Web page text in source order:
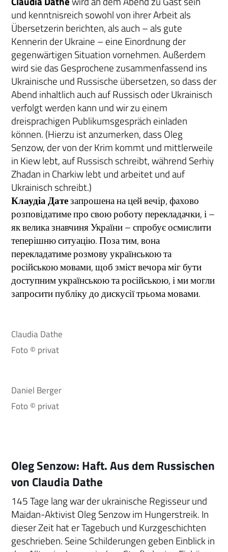
und kenntnisreich sowohl von ihrer Arbeit als
Übersetzerin berichten, als auch – als gute
Kennerin der Ukraine – eine Einordnung der
gegenwärtigen Situation vornehmen. Außerdem
wird sie das Gesprochene zusammenfassend ins
Ukrainische und Russische übersetzen, so dass der
Abend inhaltlich auch auf Russisch oder Ukrainisch
verfolgt werden kann und wir zu einem
dreisprachigen Publikumsgespräch einladen
können. (Hierzu ist anzumerken, dass Oleg
Senzow, der von der Krim kommt und mittlerweile
in Kiew lebt, auf Russisch schreibt, während Serhiy
Zhadan in Charkiw lebt und arbeitet und auf
Ukrainisch schreibt.)
Клаудіа Датезапрошена на цей вечір, фахово
розповідатиме про свою роботу перекладачки, і –
як велика знавчиня України – спробує осмислити
теперішню ситуацію. Поза тим, вона
перекладатиме розмову українською та
російською мовами, щоб зміст вечора міг бути
доступним українською та російською, і ми могли
запросити публіку до дискусії трьома мовами.
Claudia Dathe
Foto © privat
Daniel Berger
Foto © privat
Oleg Senzow: Haft. Aus dem Russischen
von Claudia Dathe
145 Tage lang war der ukrainische Regisseur und
Maidan-Aktivist Oleg Senzow im Hungerstreik. In
dieser Zeit hat er Tagebuch und Kurzgeschichten
geschrieben. Seine Schilderungen geben Einblick in